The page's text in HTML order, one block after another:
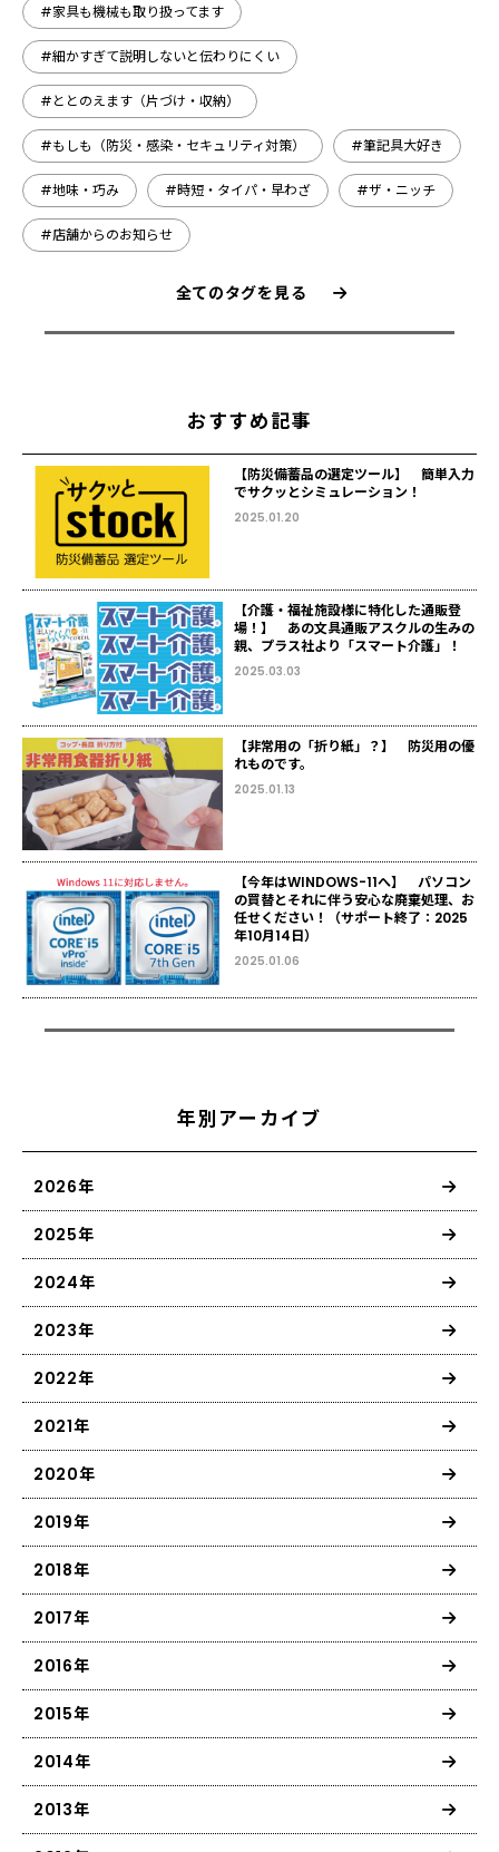
#家具も機械も取り扱ってます
#細かすぎて説明しないと伝わりにくい
#ととのえます（片づけ・収納）
#もしも（防災・感染・セキュリティ対策） #筆記具大好き
#地味・巧み #時短・タイパ・早わざ #ザ・ニッチ
#店舗からのお知らせ
全てのタグを見る
おすすめ記事
【防災備蓄品の選定ツール】 簡単入力
でサクッとシミュレーション！
2025.01.20
【介護・福祉施設様に特化した通販登
場！】 あの文具通販アスクルの生みの
親、プラス社より「スマート介護」！
2025.03.03
【非常用の「折り紙」？】 防災用の優
れものです。
2025.01.13
【今年はWINDOWS-11へ】 パソコン
の買替とそれに伴う安心な廃棄処理、お
任せください！（サポート終了：2025
年10月14日）
2025.01.06
年別アーカイブ
2026年
2025年
2024年
2023年
2022年
2021年
2020年
2019年
2018年
2017年
2016年
2015年
2014年
2013年